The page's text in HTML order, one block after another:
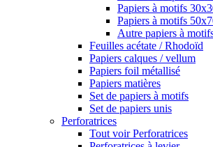
Papiers à motifs
Papiers à motifs
Autre papiers à
Feuilles acétate / Rhodoïd
Papiers calques / vellum
Papiers foil métallisé
Papiers matières
Set de papiers à motifs
Set de papiers unis
Perforatrices
Tout voir Perforatrices